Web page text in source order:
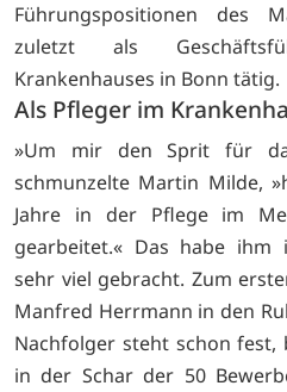
Führungspositionen des
zuletzt als
Krankenhauses in Bonn tätig.
Als Pfleger im
»Um mir den Sprit für
schmunzelte Martin Milde,
Jahre in der Pflege im
gearbeitet.« Das habe ihm
sehr viel gebracht. Zum
Manfred Herrmann in den
Nachfolger steht schon fest,
in der Schar der 50